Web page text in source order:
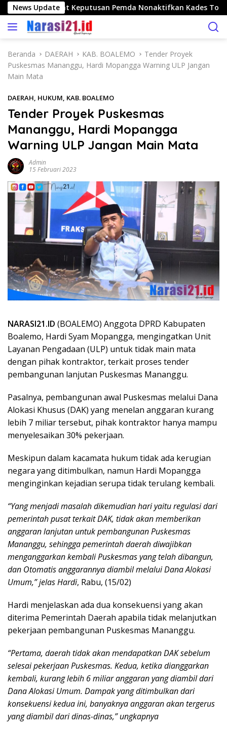
a
News Update
Nilai Tepat Keputusan Pemda Nonaktifkan Kades Toto
Beranda DAERAH KAB. BOALEMO
Tender Proyek
Puskesmas Mananggu, Hardi Mopangga Warning ULP Jangan
Main Mata
DAERAH, HUKUM, KAB. BOALEMO
Tender Proyek Puskesmas
Mananggu, Hardi Mopangga
Warning ULP Jangan Main Mata
Admin
15 Februari 2023
NARASI21.ID (BOALEMO) Anggota DPRD Kabupaten
Boalemo, Hardi Syam Mopangga, mengingatkan Unit
Layanan Pengadaan (ULP) untuk tidak main mata
dengan pihak kontraktor, terkait proses tender
pembangunan lanjutan Puskesmas Mananggu.
Pasalnya, pembangunan awal Puskesmas melalui Dana
Alokasi Khusus (DAK) yang menelan anggaran kurang
lebih 7 miliar tersebut, pihak kontraktor hanya mampu
menyelesaikan 30% pekerjaan.
Meskipun dalam kacamata hukum tidak ada kerugian
negara yang ditimbulkan, namun Hardi Mopangga
menginginkan kejadian serupa tidak terulang kembali.
“Yang menjadi masalah dikemudian hari yaitu regulasi dari
pemerintah pusat terkait DAK, tidak akan memberikan
anggaran lanjutan untuk pembangunan Puskesmas
Mananggu, sehingga pemerintah daerah diwajibkan
menganggarkan kembali Puskesmas yang telah dibangun,
dan Otomatis anggarannya diambil melalui Dana Alokasi
Umum,” jelas Hardi, Rabu, (15/02)
Hardi menjelaskan ada dua konsekuensi yang akan
diterima Pemerintah Daerah apabila tidak melanjutkan
pekerjaan pembangunan Puskesmas Mananggu.
“Pertama, daerah tidak akan mendapatkan DAK sebelum
selesai pekerjaan Puskesmas. Kedua, ketika dianggarkan
kembali, kurang lebih 6 miliar anggaran yang diambil dari
Dana Alokasi Umum. Dampak yang ditimbulkan dari
konsekuensi kedua ini, banyaknya anggaran akan tergerus
yang diambil dari dinas-dinas,” ungkapnya